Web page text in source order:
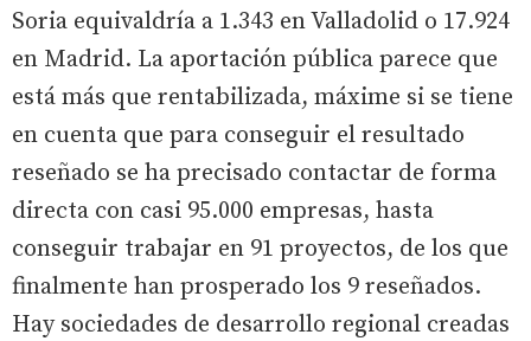
Soria equivaldría a 1.343 en Valladolid o 17.924
en Madrid. La aportación pública parece que
está más que rentabilizada, máxime si se tiene
en cuenta que para conseguir el resultado
reseñado se ha precisado contactar de forma
directa con casi 95.000 empresas, hasta
conseguir trabajar en 91 proyectos, de los que
finalmente han prosperado los 9 reseñados.
Hay sociedades de desarrollo regional creadas